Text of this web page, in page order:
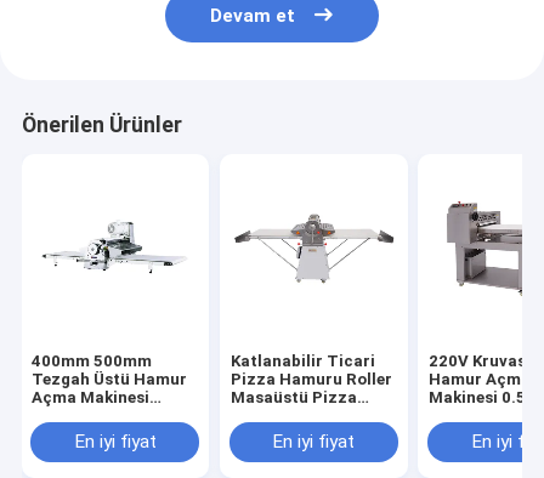
Devam et
Önerilen Ürünler
400mm 500mm
Tezgah Üstü Hamur
Açma Makinesi
Tezgah Tipi Hamur
Açma
En iyi fiyat
Katlanabilir Ticari
Pizza Hamuru Roller
Masaüstü Pizza
SheeterEn iyi fiyat
220V
Hamur Açma
Makinesi
Şekillendirme
En iyi